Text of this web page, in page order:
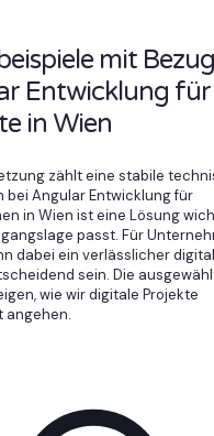
mit
Entwicklung für
in Wien
zählt eine stabile
bei Angular Entwicklung für
in Wien ist eine Lösung
passt. Für
dabei ein verlässlicher
sein. Die
wie wir digitale Projekte
angehen.